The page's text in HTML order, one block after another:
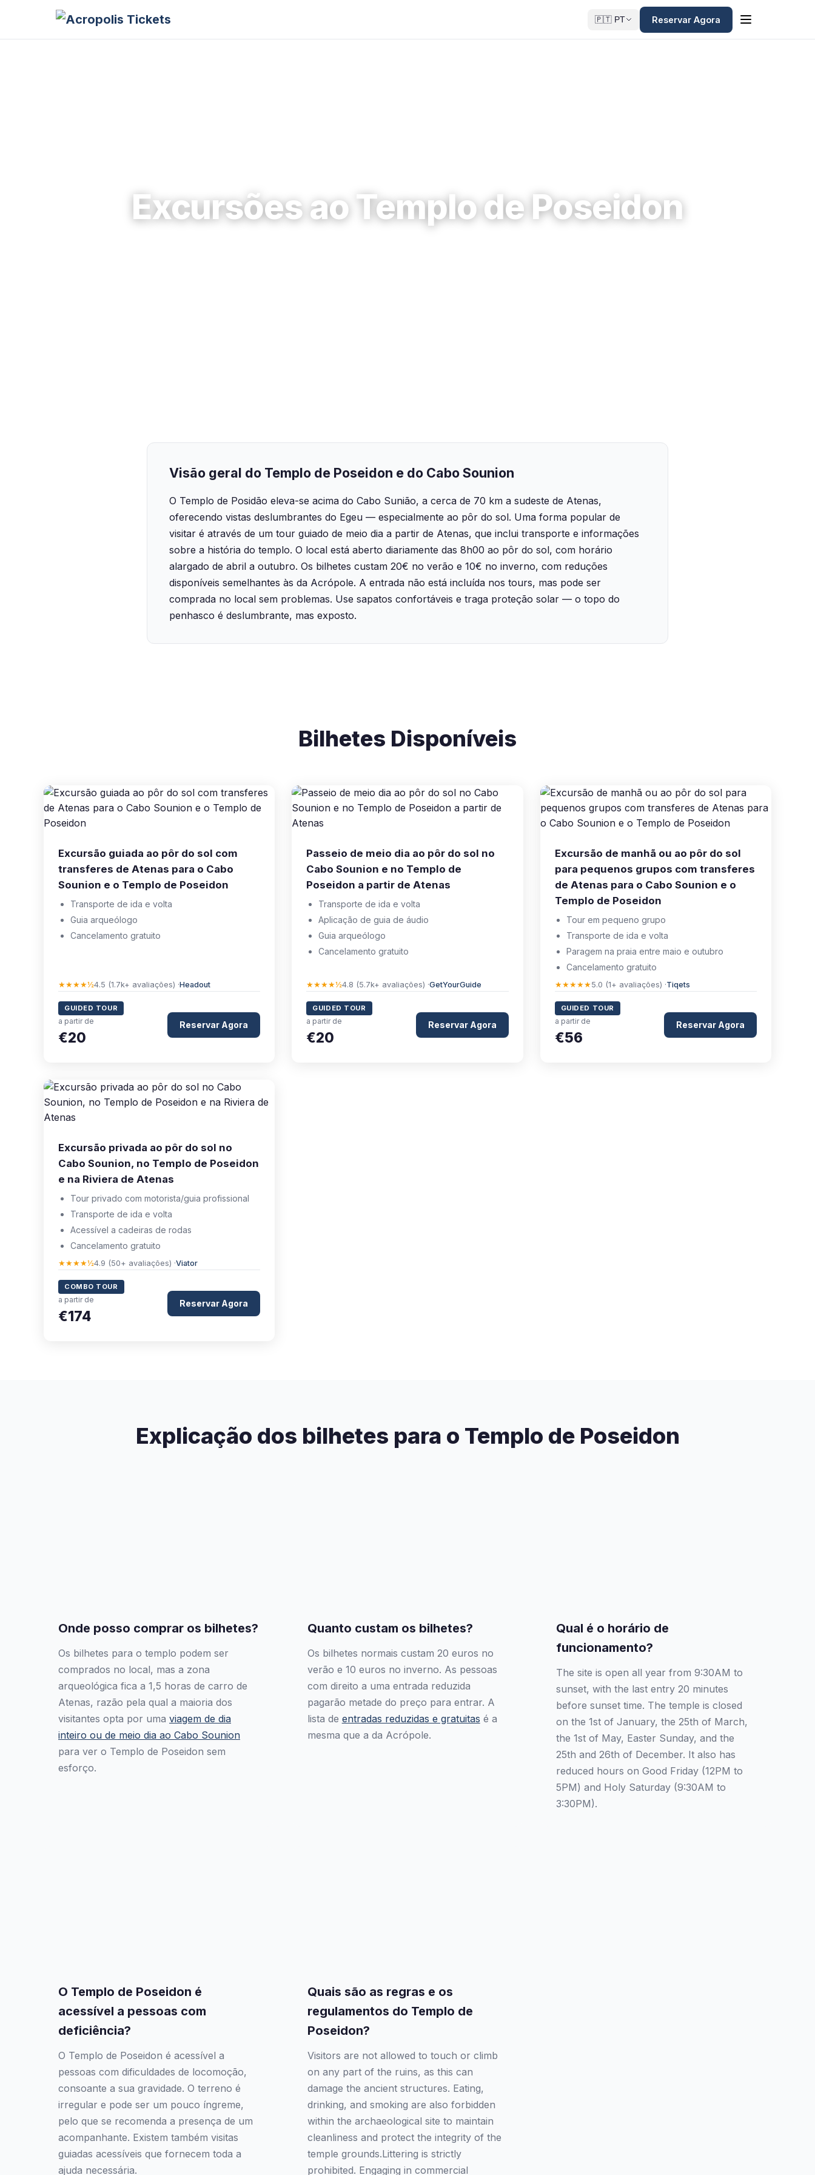
🇵🇹 PT Reservar Agora
Excursões ao Templo de Poseidon
Visão geral do Templo de Poseidon e do Cabo Sounion
O Templo de Posidão eleva-se acima do Cabo Sunião, a cerca de 70 km a sudeste de Atenas,
oferecendo vistas deslumbrantes do Egeu — especialmente ao pôr do sol. Uma forma popular de
visitar é através de um tour guiado de meio dia a partir de Atenas, que inclui transporte e informações
sobre a história do templo. O local está aberto diariamente das 8h00 ao pôr do sol, com horário
alargado de abril a outubro. Os bilhetes custam 20€ no verão e 10€ no inverno, com reduções
disponíveis semelhantes às da Acrópole. A entrada não está incluída nos tours, mas pode ser
comprada no local sem problemas. Use sapatos confortáveis e traga proteção solar — o topo do
penhasco é deslumbrante, mas exposto.
Bilhetes Disponíveis
Excursão guiada ao pôr do sol com
transferes de Atenas para o Cabo
Sounion e o Templo de Poseidon
Transporte de ida e volta
Guia arqueólogo
Cancelamento gratuito
★★★★½4.5 (1.7k+ avaliações) ·Headout
GUIDED TOUR
a partir de
€20
Reservar Agora
Passeio de meio dia ao pôr do sol no
Cabo Sounion e no Templo de
Poseidon a partir de Atenas
Transporte de ida e volta
Aplicação de guia de áudio
Guia arqueólogo
Cancelamento gratuito
★★★★½4.8 (5.7k+ avaliações) ·GetYourGuide
GUIDED TOUR
a partir de
€20
Reservar Agora
Excursão de manhã ou ao pôr do sol
para pequenos grupos com transferes
de Atenas para o Cabo Sounion e o
Templo de Poseidon
Tour em pequeno grupo
Transporte de ida e volta
Paragem na praia entre maio e outubro
Cancelamento gratuito
★★★★★5.0 (1+ avaliações) ·Tiqets
GUIDED TOUR
a partir de
€56
Reservar Agora
Excursão privada ao pôr do sol no
Cabo Sounion, no Templo de Poseidon
e na Riviera de Atenas
Tour privado com motorista/guia profissional
Transporte de ida e volta
Acessível a cadeiras de rodas
Cancelamento gratuito
★★★★½4.9 (50+ avaliações) ·Viator
COMBO TOUR
a partir de
€174
Reservar Agora
Explicação dos bilhetes para o Templo de Poseidon
Onde posso comprar os bilhetes?
Os bilhetes para o templo podem ser
comprados no local, mas a zona
arqueológica fica a 1,5 horas de carro de
Atenas, razão pela qual a maioria dos
visitantes opta por uma viagem de dia
inteiro ou de meio dia ao Cabo Sounion
para ver o Templo de Poseidon sem
esforço.
Quanto custam os bilhetes?
Os bilhetes normais custam 20 euros no
verão e 10 euros no inverno. As pessoas
com direito a uma entrada reduzida
pagarão metade do preço para entrar. A
lista de entradas reduzidas e gratuitas é a
mesma que a da Acrópole.
Qual é o horário de
funcionamento?
The site is open all year from 9:30AM to
sunset, with the last entry 20 minutes
before sunset time. The temple is closed
on the 1st of January, the 25th of March,
the 1st of May, Easter Sunday, and the
25th and 26th of December. It also has
reduced hours on Good Friday (12PM to
5PM) and Holy Saturday (9:30AM to
3:30PM).
O Templo de Poseidon é
acessível a pessoas com
deficiência?
O Templo de Poseidon é acessível a
pessoas com dificuldades de locomoção,
consoante a sua gravidade. O terreno é
irregular e pode ser um pouco íngreme,
pelo que se recomenda a presença de um
acompanhante. Existem também visitas
guiadas acessíveis que fornecem toda a
ajuda necessária.
Quais são as regras e os
regulamentos do Templo de
Poseidon?
Visitors are not allowed to touch or climb
on any part of the ruins, as this can
damage the ancient structures. Eating,
drinking, and smoking are also forbidden
within the archaeological site to maintain
cleanliness and protect the integrity of the
temple grounds.Littering is strictly
prohibited. Engaging in commercial